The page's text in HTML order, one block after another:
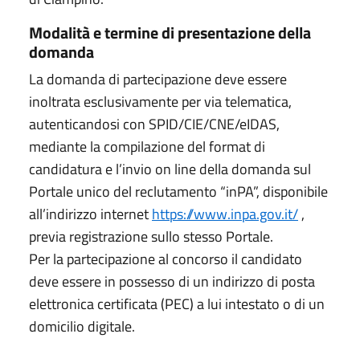
Modalità e termine di presentazione della
domanda
La domanda di partecipazione deve essere
inoltrata esclusivamente per via telematica,
autenticandosi con SPID/CIE/CNE/eIDAS,
mediante la compilazione del format di
candidatura e l’invio on line della domanda sul
Portale unico del reclutamento “inPA”, disponibile
all’indirizzo internethttps://www.inpa.gov.it/,
previa registrazione sullo stesso Portale.
Per la partecipazione al concorso il candidato
deve essere in possesso di un indirizzo di posta
elettronica certificata (PEC) a lui intestato o di un
domicilio digitale.